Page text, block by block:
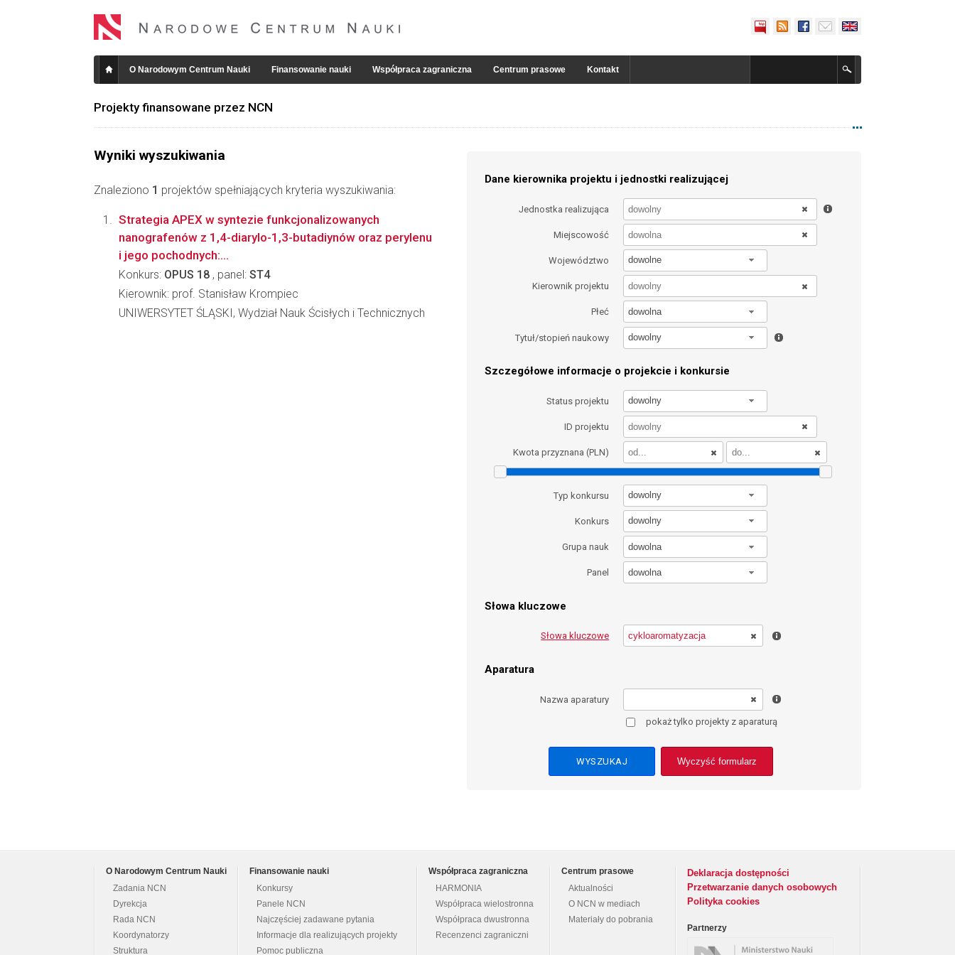
O Narodowym Centrum Nauki Finansowanie nauki Współpraca zagraniczna Centrum prasowe Kontakt
Projekty finansowane przez NCN
Wyniki wyszukiwania
Znaleziono 1 projektów spełniających kryteria wyszukiwania:
Dane kierownika projektu i jednostki realizującej
Jednostka realizująca
Miejscowość
Województwo dowolne
Kierownik projektu
Płeć dowolna
Tytuł/stopień naukowy dowolny
Szczegółowe informacje o projekcie i konkursie
Status projektu dowolny
ID projektu
Kwota przyznana (PLN)
Typ konkursu dowolny
Konkurs dowolny
Grupa nauk dowolna
Panel dowolna
Słowa kluczowe
Słowa kluczowe
Aparatura
Nazwa aparatury
pokaż tylko projekty z aparaturą
Wyczyść formularz
Strategia APEX w syntezie funkcjonalizowanych
nanografenów z 1,4-diarylo-1,3-butadiynów oraz perylenu
i jego pochodnych:...
Konkurs: OPUS 18 , panel: ST4
Kierownik: prof. Stanisław Krompiec
UNIWERSYTET ŚLĄSKI, Wydział Nauk Ścisłych i Technicznych
O Narodowym Centrum Nauki
Zadania NCN
Dyrekcja
Rada NCN
Koordynatorzy
Struktura
Finansowanie nauki
Konkursy
Panele NCN
Najczęściej zadawane pytania
Informacje dla realizujących projekty
Pomoc publiczna
Współpraca zagraniczna
HARMONIA
Współpraca wielostronna
Współpraca dwustronna
Recenzenci zagraniczni
Centrum prasowe
Aktualności
O NCN w mediach
Materiały do pobrania
Deklaracja dostępności
Przetwarzanie danych osobowych
Polityka cookies
Partnerzy